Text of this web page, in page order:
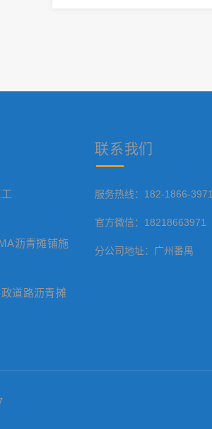
沥青摊铺施
道路沥青摊
联系我们
服务热线：182-1866-3971
官方微信：18218663971
分公司地址：广州番禺